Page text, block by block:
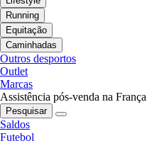
Running
Equitação
Caminhadas
Outros desportos
Outlet
Marcas
Assistência pós-venda na França
Pesquisar
Saldos
Futebol